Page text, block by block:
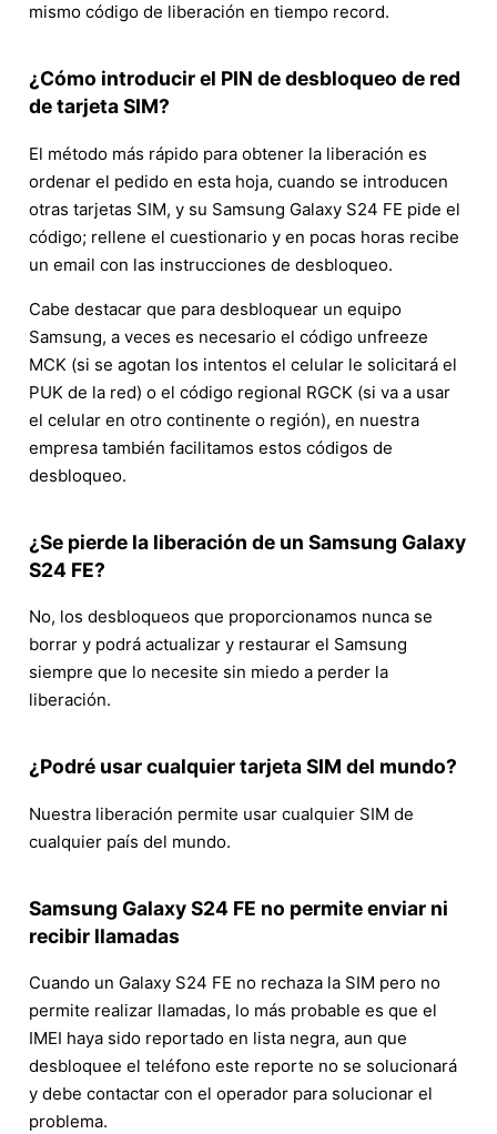
mismo código de liberación en tiempo record.
¿Cómo introducir el PIN de desbloqueo de red
de tarjeta SIM?
El método más rápido para obtener la liberación es
ordenar el pedido en esta hoja, cuando se introducen
otras tarjetas SIM, y su Samsung Galaxy S24 FE pide el
código; rellene el cuestionario y en pocas horas recibe
un email con las instrucciones de desbloqueo.
Cabe destacar que para desbloquear un equipo
Samsung, a veces es necesario el código unfreeze
MCK (si se agotan los intentos el celular le solicitará el
PUK de la red) o el código regional RGCK (si va a usar
el celular en otro continente o región), en nuestra
empresa también facilitamos estos códigos de
desbloqueo.
¿Se pierde la liberación de un Samsung Galaxy
S24 FE?
No, los desbloqueos que proporcionamos nunca se
borrar y podrá actualizar y restaurar el Samsung
siempre que lo necesite sin miedo a perder la
liberación.
¿Podré usar cualquier tarjeta SIM del mundo?
Nuestra liberación permite usar cualquier SIM de
cualquier país del mundo.
Samsung Galaxy S24 FE no permite enviar ni
recibir llamadas
Cuando un Galaxy S24 FE no rechaza la SIM pero no
permite realizar llamadas, lo más probable es que el
IMEI haya sido reportado en lista negra, aun que
desbloquee el teléfono este reporte no se solucionará
y debe contactar con el operador para solucionar el
problema.